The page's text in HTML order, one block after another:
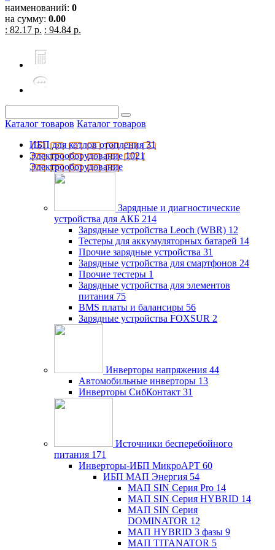
наименований: 0
на сумму: 0.00
: 82.17 р. : 94.84 р.
Каталог товаров Каталог товаров
ИБП для котлов отопления 31
Электрооборудование 1021
Электрооборудование
Зарядные и диагностические
устройства для АКБ 214
Зарядные устройства Leoch (WBR) 12
Тестеры для аккумуляторных батарей 14
Прочие зарядные устройства 31
Зарядные устройства для смартфонов 24
Прочие тестеры 1
Зарядные устройства для элементов
питания 75
BMS платы и балансиры 56
Зарядные устройства FOXSUR 2
Инверторы напряжения 44
Автомобильные инверторы 13
Инверторы СибКонтакт 31
Источники бесперебойного
питания 171
Инверторы-ИБП МикроАРТ 60
ИБП МАП Энергия 54
МАП SIN Серия Pro 14
МАП SIN Серия HYBRID 14
МАП SIN Серия
DOMINATOR 12
МАП HYBRID 3 фазы 9
МАП TITANATOR 5